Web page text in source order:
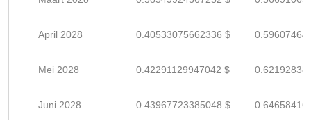
April 2028 0.40533075662336 $
Mei 2028 0.42291129947042 $
Juni 2028 0.43967723385048 $